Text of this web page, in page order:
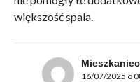
większość spala.
Mieszkaniec
16/07/2025 o